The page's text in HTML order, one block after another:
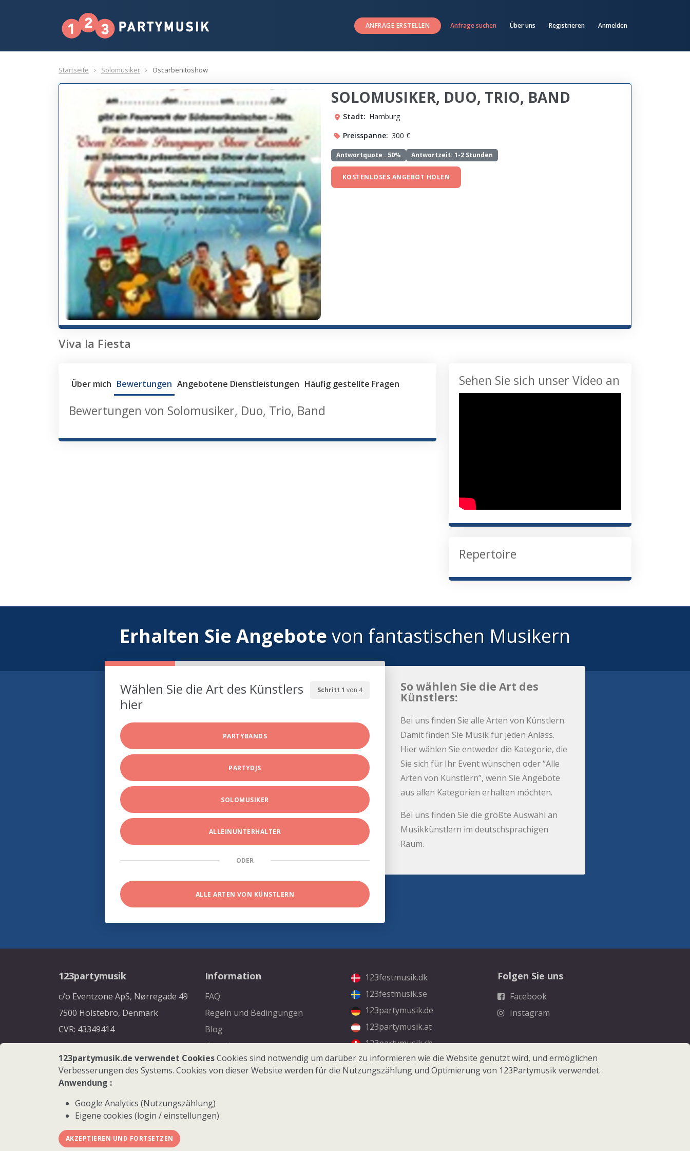
ANFRAGE ERSTELLEN Anfrage suchen Über uns Registrieren Anmelden
Startseite Solomusiker Oscarbenitoshow
SOLOMUSIKER, DUO, TRIO, BAND
Stadt: Hamburg
Preisspanne: 300 €
Antwortquote : 50% Antwortzeit: 1-2 Stunden
KOSTENLOSES ANGEBOT HOLEN
Viva la Fiesta
Über mich Bewertungen Angebotene Dienstleistungen Häufig gestellte Fragen
Bewertungen von Solomusiker, Duo, Trio, Band
Sehen Sie sich unser Video an
Repertoire
Erhalten Sie Angebote von fantastischen Musikern
Schritt 1 von 4
Wählen Sie die Art des Künstlers
hier
PARTYBANDS
PARTYDJS
SOLOMUSIKER
ALLEINUNTERHALTER
ODER
ALLE ARTEN VON KÜNSTLERN
So wählen Sie die Art des
Künstlers:
Bei uns finden Sie alle Arten von Künstlern.
Damit finden Sie Musik für jeden Anlass.
Hier wählen Sie entweder die Kategorie, die
Sie sich für Ihr Event wünschen oder “Alle
Arten von Künstlern”, wenn Sie Angebote
aus allen Kategorien erhalten möchten.
Bei uns finden Sie die größte Auswahl an
Musikkünstlern im deutschsprachigen
Raum.
123partymusik
c/o Eventzone ApS, Nørregade 49
7500 Holstebro, Denmark
CVR: 43349414
Information
FAQ
Regeln und Bedingungen
Blog
Kontakt
123festmusik.dk
123festmusik.se
123partymusik.de
123partymusik.at
123partymusik.ch
Folgen Sie uns
Facebook
Instagram
123partymusik.de verwendet CookiesCookies sind notwendig um darüber zu informieren wie die Website genutzt wird, und ermöglichen
Verbesserungen des Systems. Cookies von dieser Website werden für die Nutzungszählung und Optimierung von 123Partymusik verwendet.
Anwendung :
Google Analytics (Nutzungszählung)
Eigene cookies (login / einstellungen)
AKZEPTIEREN UND FORTSETZEN